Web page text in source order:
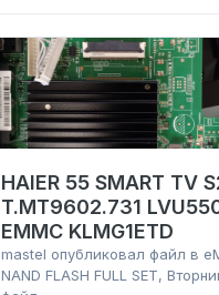
HAIER 55 SMART TV
T.MT9602.731
EMMC KLMG1ETD
mastel опубликовал файл в
NAND FLASH FULL SET,